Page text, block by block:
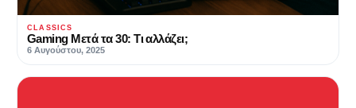
CLASSICS
Gaming Μετά τα 30: Τι αλλάζει;
6 Αυγούστου, 2025